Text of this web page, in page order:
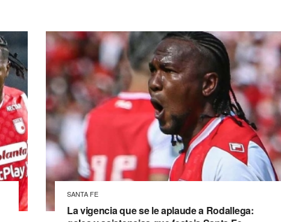
SANTA FE
La vigencia que se le aplaude a Rodallega: